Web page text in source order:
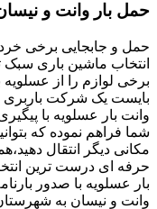
حمل بار وانت و
حمل و جابجایی برخی
انتخاب ماشین باری
برخی لوازم را از عسلویه
بایست یک شرکت باربری
وانت بار عسلویه با
شما فراهم نموده که
مکانی دیگر انتقال
حرفه ای درست ترین
بار عسلویه با صدور
وانت و نیسان به